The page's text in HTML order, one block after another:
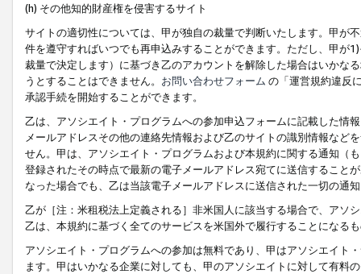
(h) その他知的財産権を侵害するサイト
サイトの適切性については、甲が独自の裁量で判断いたします。甲が
件を遵守すればいつでも再申込みすることができます。ただし、甲が
裁量で決定します）に基づき乙のアカウントを解除した場合はいかな
うとすることはできません。 お問い合わせフォーム の「運営規約違反
承認手続を開始することができます。
乙は、アソシエイト・プログラムへの参加申込フォームに記載した情
メールアドレスその他の連絡先情報および乙のサイトの識別情報など
せん。甲は、アソシエイト・プログラムおよび本規約に関する通知（
登録されたその時点で最新の電子メールアドレス宛てに送信すること
なった場合でも、乙は当該電子メールアドレスに送信された一切の通
乙が［注：米租税法上定義される］非米国人に該当する場合で、アソ
乙は、本規約に基づく全てのサービスを米国外で履行することになる
アソシエイト・プログラムへの参加は無料であり、甲はアソシエイト
ます。甲はいかなる企業に対しても、甲のアソシエイトに対して有料